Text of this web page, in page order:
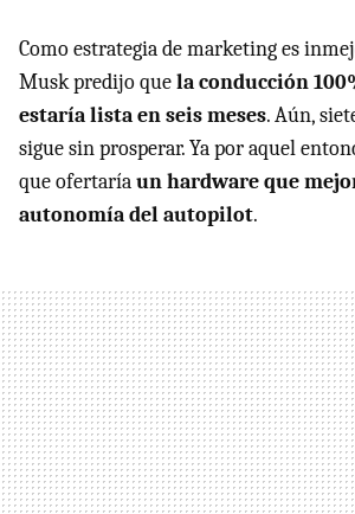
Como estrategia de marketing es
Musk predijo quela conducción
estaría lista en seis meses. Aún,
sigue sin prosperar. Ya por aquel
que ofertaríaun hardware que
autonomía del autopilot.